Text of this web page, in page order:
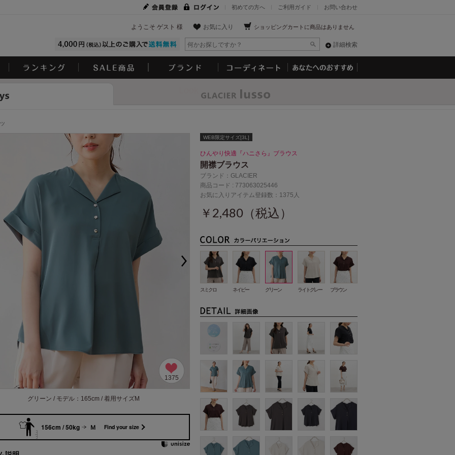
お問い合わせ
ご利用ガイド
初めての方へ
ショッピングカートに商品はありません
お気に入り
ようこそ ゲスト 様
詳細検索
1375
グリーン / モデル：165cm / 着用サイズM
156cm / 50kg Ｍ Find your size
WEB限定サイズ[3L]
ひんやり快適『ハニさら』ブラウス
開襟ブラウス
ブランド： GLACIER
商品コード : 773063025446
お気に入りアイテム登録数：1375人
￥2,480（税込）
スミクロ ネイビー グリーン ライトグレー ブラウン